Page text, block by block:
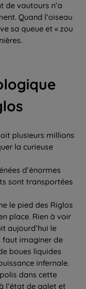
de vautours n’a
Quand l’oiseau
sa queue et « zou
plusieurs millions
la curieuse
d’énormes
sont transportées
le pied des Riglos
place. Rien à voir
aujourd’hui le
faut imaginer de
boues liquides
infernale.
dans cette
l’état de galet et